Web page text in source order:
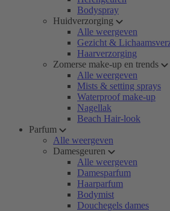
Bodyspray
Huidverzorging
Alle weergeven
Gezicht &
Haarverzorging
Zomerse make-up en trends
Alle weergeven
Mists & setting sprays
Waterproof make-up
Nagellak
Beach Hair-look
Parfum
Alle weergeven
Damesgeuren
Alle weergeven
Damesparfum
Haarparfum
Bodymist
Douchegels dames